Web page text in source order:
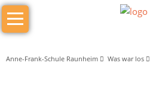
Navigation
überspringen
Das
sind
Anne-Frank-Schule Raunheim Was war los